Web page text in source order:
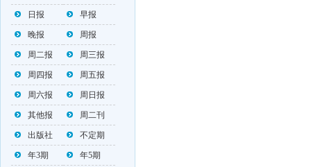
日报 早报
晚报 周报
周二报 周三报
周四报 周五报
周六报 周日报
其他报 周二刊
出版社 不定期
年3期 年5期